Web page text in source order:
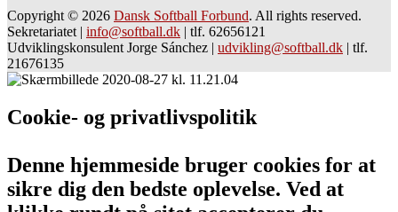
Copyright © 2026 Dansk Softball Forbund. All rights reserved.
Sekretariatet | info@softball.dk | tlf. 62656121
Udviklingskonsulent Jorge Sánchez | udvikling@softball.dk | tlf.
21676135
Cookie- og privatlivspolitik
Denne hjemmeside bruger cookies for at
sikre dig den bedste oplevelse. Ved at